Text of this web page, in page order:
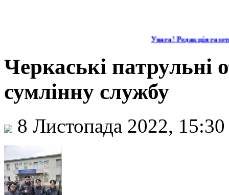
Увага! Редакція
Черкаські патрульні
сумлінну службу
8 Листопада 2022,